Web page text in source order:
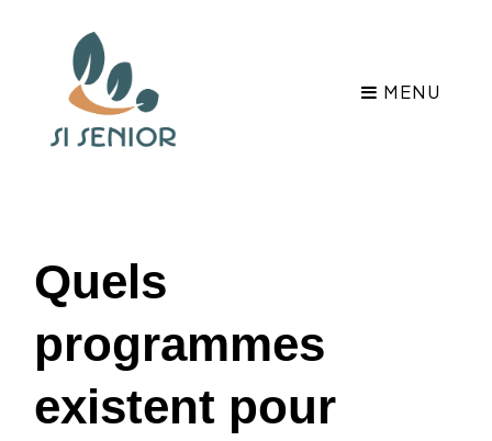
MENU
Quels
programmes
existent pour